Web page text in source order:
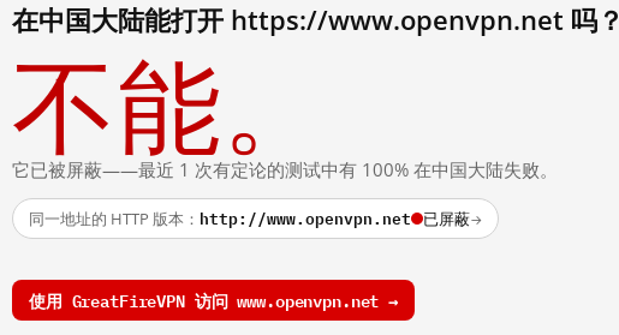
在中国大陆能打开 https://www.openvpn.net 吗？
不能。
它已被屏蔽——最近 1 次有定论的测试中有 100% 在中国大陆失败。
同一地址的 HTTP 版本： http://www.openvpn.net 已屏蔽→
使用 GreatFireVPN 访问 www.openvpn.net →